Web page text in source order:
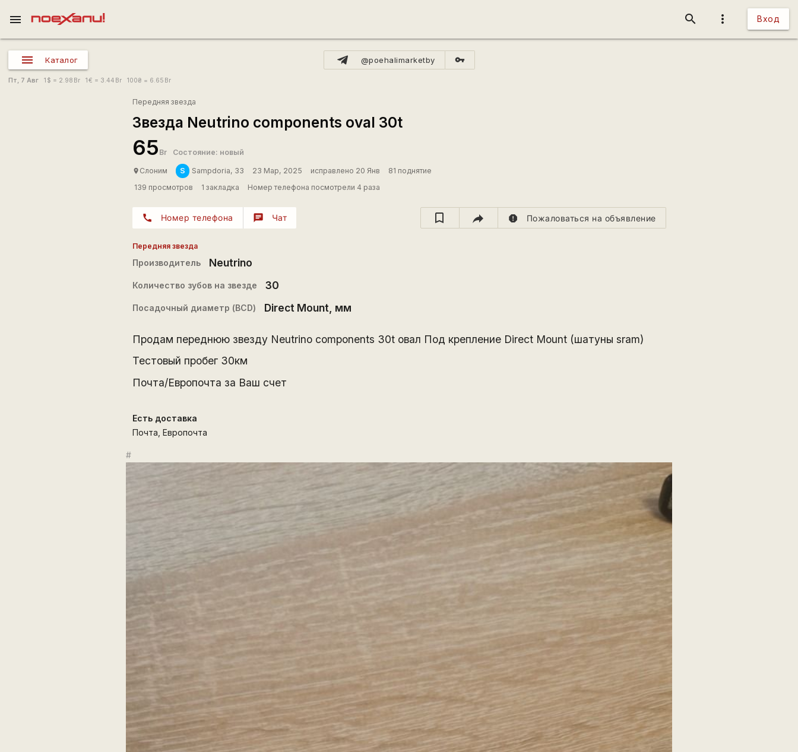
more_vert Вход
search
menu
Каталог @poehalimarketby vpn_key
Пт, 7 Авг 1 $ = 2.98 Br 1€ = 3.44 Br 100₴ = 6.65 Br
Передняя звезда
Звезда Neutrino components oval 30t
65 Br Состояние: новый
place Слоним S Sampdoria, 33 23 Мар, 2025 исправлено 20 Янв
81 поднятие
139 просмотров
1 закладка Номер телефона посмотрели 4 раза
call Номер телефона chat Чат report Пожаловаться на объявление
Передняя звезда
Производитель Neutrino
Количество зубов на звезде 30
Посадочный диаметр (BCD) Direct Mount , мм
Продам переднюю звезду Neutrino components 30t овал Под крепление Direct Mount (шатуны sram)
Тестовый пробег 30км
Почта/Европочта за Ваш счет
Есть доставка
Почта, Европочта
#